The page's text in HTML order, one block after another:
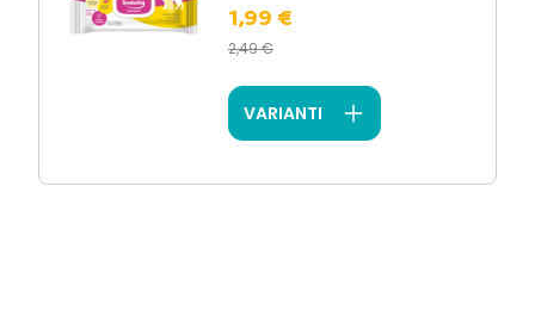
1,99 €
2,49 €
VARIANTI